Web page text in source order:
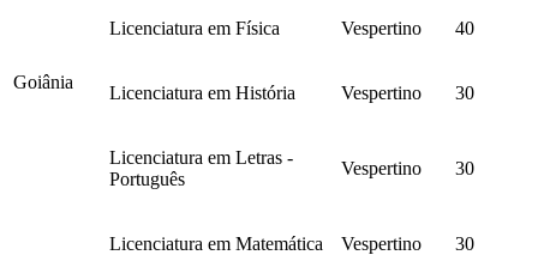
Goiânia
Licenciatura em Física Vespertino 40
Licenciatura em História Vespertino 30
Licenciatura em Letras -
Português
Vespertino 30
Licenciatura em Matemática Vespertino 30